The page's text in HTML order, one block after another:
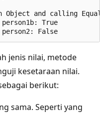
and calling
True
jenis nilai, metode
kesetaraan nilai.
berikut:
sama. Seperti yang